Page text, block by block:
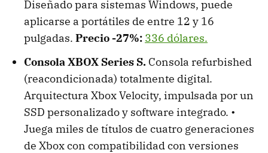
Diseñado para sistemas Windows, puede
aplicarse a portátiles de entre 12 y 16
pulgadas. Precio -27%: 336 dólares.
Consola XBOX Series S. Consola refurbished
(reacondicionada) totalmente digital.
Arquitectura Xbox Velocity, impulsada por un
SSD personalizado y software integrado. •
Juega miles de títulos de cuatro generaciones
de Xbox con compatibilidad con versiones